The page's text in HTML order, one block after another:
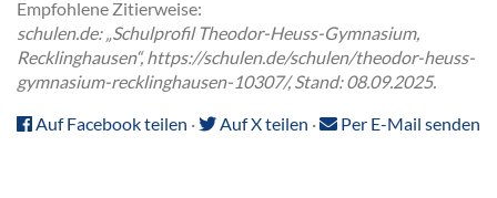
Empfohlene Zitierweise:
schulen.de: „Schulprofil Theodor-Heuss-Gymnasium,
Recklinghausen“, https://schulen.de/schulen/theodor-heuss-
gymnasium-recklinghausen-10307/, Stand: 08.09.2025.
Auf Facebook teilen · Auf X teilen · Per E-Mail senden